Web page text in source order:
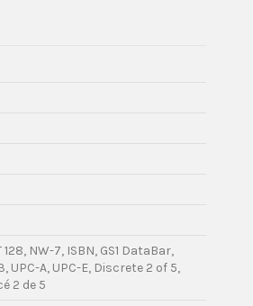
NW-7, ISBN, GS1 DataBar,
UPC-A, UPC-E, Discrete 2 of 5,
2 de 5